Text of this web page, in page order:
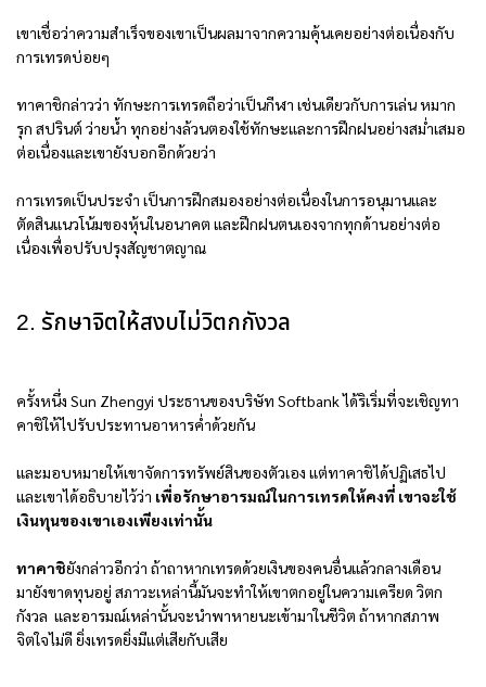
เขาเชื่อว่าความสำเร็จของเขาเป็นผลมาจากความคุ้นเคยอย่างต่อเนื่องกับ
การเทรดบ่อยๆ
ทาคาชิกล่าวว่า ทักษะการเทรดถือว่าเป็นกีฬา เช่นเดียวกับการเล่น หมาก
รุก สปรินต์ ว่ายน้ำ ทุกอย่างล้วนตองใช้ทักษะและการฝึกฝนอย่างสม่ำเสมอ
ต่อเนื่องและเขายังบอกอีกด้วยว่า
การเทรดเป็นประจำ เป็นการฝึกสมองอย่างต่อเนื่องในการอนุมานและ
ตัดสินแนวโน้มของหุ้นในอนาคต และฝึกฝนตนเองจากทุกด้านอย่างต่อ
เนื่องเพื่อปรับปรุงสัญชาตญาณ
2. รักษาจิตให้สงบไม่วิตกกังวล
ครั้งหนึ่ง Sun Zhengyi ประธานของบริษัท Softbank ได้ริเริ่มที่จะเชิญทา
คาชิให้ไปรับประทานอาหารค่ำด้วยกัน
และมอบหมายให้เขาจัดการทรัพย์สินของตัวเอง แต่ทาคาชิได้ปฏิเสธไป
และเขาได้อธิบายไว้ว่า เพื่อรักษาอารมณ์ในการเทรดให้คงที่ เขาจะใช้
เงินทุนของเขาเองเพียงเท่านั้น
ทาคาชิยังกล่าวอีกว่า ถ้าถาหากเทรดด้วยเงินของคนอื่นแล้วกลางเดือน
มายังขาดทุนอยู่ สภาวะเหล่านี้มันจะทำให้เขาตกอยู่ในความเครียด วิตก
กังวล และอารมณ์เหล่านั้นจะนำพาหายนะเข้ามาในชีวิต ถ้าหากสภาพ
จิตใจไม่ดี ยิ่งเทรดยิ่งมีแต่เสียกับเสีย